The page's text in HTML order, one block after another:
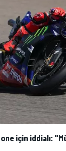
için iddialı: